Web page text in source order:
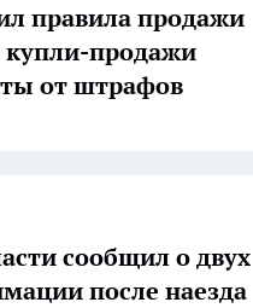
правила продажи
купли-продажи
от штрафов
сообщил о двух
после наезда